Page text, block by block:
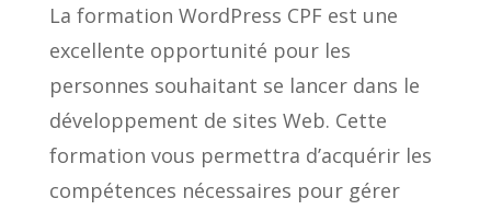
La formation WordPress CPF est une
excellente opportunité pour les
personnes souhaitant se lancer dans le
développement de sites Web. Cette
formation vous permettra d’acquérir les
compétences nécessaires pour gérer